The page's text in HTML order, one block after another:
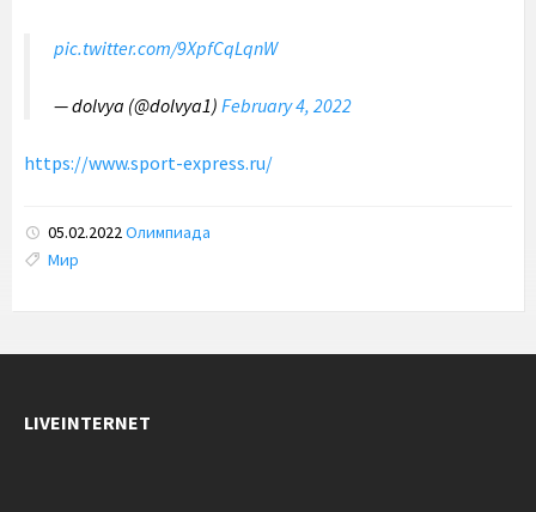
pic.twitter.com/9XpfCqLqnW
— dolvya (@dolvya1) February 4, 2022
https://www.sport-express.ru/
05.02.2022Олимпиада
Tags:
Мир
LIVEINTERNET